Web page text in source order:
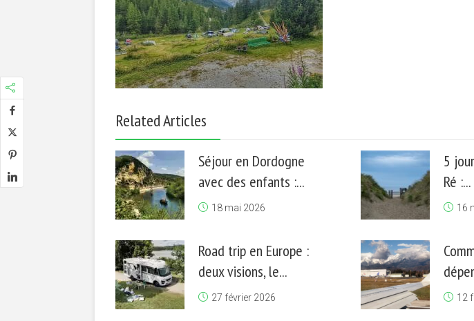
Related Articles
Séjour en Dordogne
avec des enfants :...
18 mai 2026
5
Ré :...
16
Road trip en Europe :
deux visions, le...
27 février 2026 12